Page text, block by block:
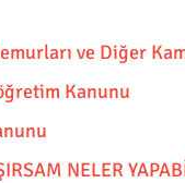
ve Diğer
Kanunu
NELER